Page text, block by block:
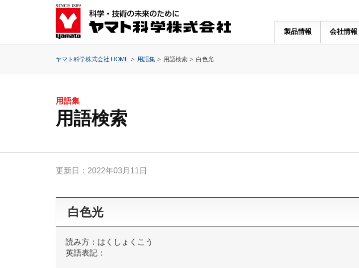
製品情報 会社情報
ヤマト科学株式会社 HOME 用語集 用語検索 白色光
用語集
用語検索
更新日：2022年03月11日
白色光
読み方：はくしょくこう
英語表記：